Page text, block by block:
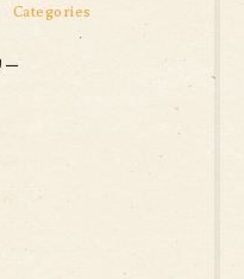
Categories